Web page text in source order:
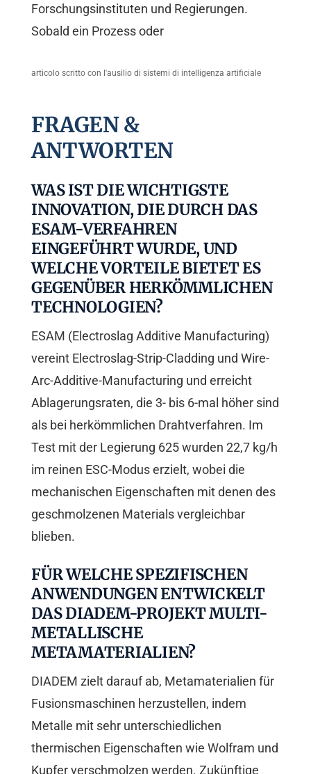
Forschungsinstituten und Regierungen.
Sobald ein Prozess oder
articolo scritto con l'ausilio di sistemi di intelligenza artificiale
FRAGEN &
ANTWORTEN
WAS IST DIE WICHTIGSTE
INNOVATION, DIE DURCH DAS
ESAM-VERFAHREN
EINGEFÜHRT WURDE, UND
WELCHE VORTEILE BIETET ES
GEGENÜBER HERKÖMMLICHEN
TECHNOLOGIEN?
ESAM (Electroslag Additive Manufacturing)
vereint Electroslag-Strip-Cladding und Wire-
Arc-Additive-Manufacturing und erreicht
Ablagerungsraten, die 3- bis 6-mal höher sind
als bei herkömmlichen Drahtverfahren. Im
Test mit der Legierung 625 wurden 22,7 kg/h
im reinen ESC-Modus erzielt, wobei die
mechanischen Eigenschaften mit denen des
geschmolzenen Materials vergleichbar
blieben.
FÜR WELCHE SPEZIFISCHEN
ANWENDUNGEN ENTWICKELT
DAS DIADEM-PROJEKT MULTI-
METALLISCHE
METAMATERIALIEN?
DIADEM zielt darauf ab, Metamaterialien für
Fusionsmaschinen herzustellen, indem
Metalle mit sehr unterschiedlichen
thermischen Eigenschaften wie Wolfram und
Kupfer verschmolzen werden. Zukünftige